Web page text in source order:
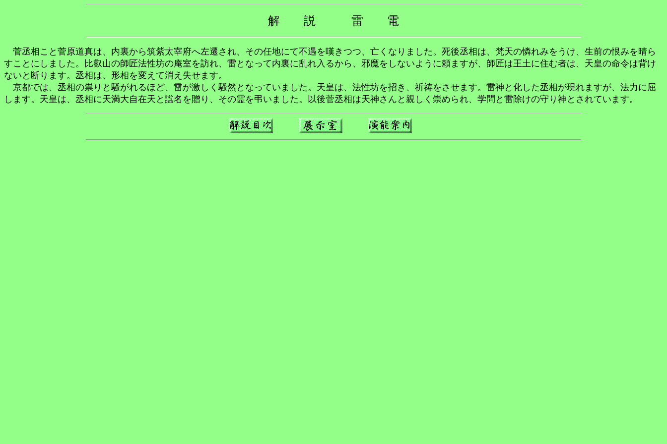
解 説 雷 電
菅丞相こと菅原道真は、内裏から筑紫太宰府へ左遷され、その任地にて不遇を嘆きつつ、亡くなりました。死後丞相は、梵天の憐れみをうけ、生前の恨みを晴ら
すことにしました。比叡山の師匠法性坊の庵室を訪れ、雷となって内裏に乱れ入るから、邪魔をしないように頼ますが、師匠は王土に住む者は、天皇の命令は背け
ないと断ります。丞相は、形相を変えて消え失せます。
京都では、丞相の祟りと騒がれるほど、雷が激しく騒然となっていました。天皇は、法性坊を招き、祈祷をさせます。雷神と化した丞相が現れますが、法力に屈
します。天皇は、丞相に天満大自在天と諡名を贈り、その霊を弔いました。以後菅丞相は天神さんと親しく崇められ、学問と雷除けの守り神とされています。